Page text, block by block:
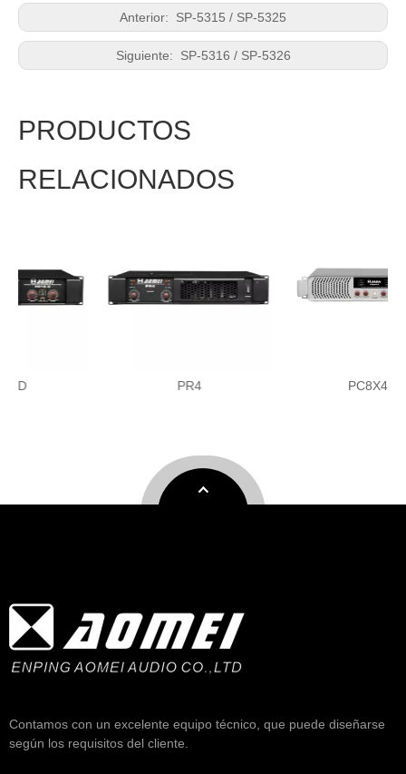
Anterior: SP-5315 / SP-5325
Siguiente: SP-5316 / SP-5326
PRODUCTOS
RELACIONADOS
Contamos con un excelente equipo técnico, que puede diseñarse
según los requisitos del cliente.